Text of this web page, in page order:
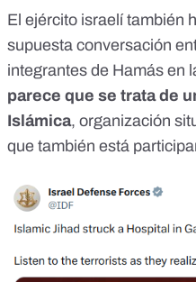
El ejército israelí también
supuesta conversación
integrantes de Hamás en
parece que se trata de
Islámica, organización
que también está